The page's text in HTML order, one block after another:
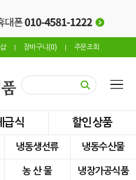
장바구니(0) 주문조회
급식 할인상품
냉동생선류 냉동수산물
농 산 물 냉장가공식품